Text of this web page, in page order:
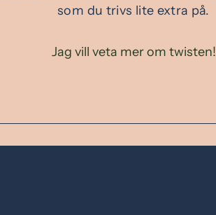
som du trivs lite extra på.
Jag vill veta mer om twisten!